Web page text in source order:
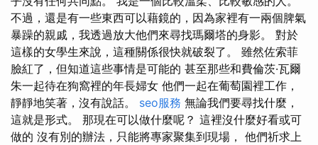
不過，還是有一些東西可以藉鏡的，因為家裡有一兩個脾氣
暴躁的親戚，我透過放大他們來尋找瑪爾塔的身影。 對於
這樣的女學生來說，這種關係很快就破裂了。 雖然佐索菲
臉紅了，但知道這些事情是可能的 甚至那些和費倫茨·瓦爾
朱一起待在狗窩裡的年長婦女 他們一起在葡萄園裡工作，
靜靜地笑著，沒有說話。 seo服務 無論我們要尋找什麼，
這就是形式。 那現在可以做什麼呢？ 這裡沒什麼好看或可
做的 沒有別的辦法，只能將專家聚集到現場， 他們祈求上